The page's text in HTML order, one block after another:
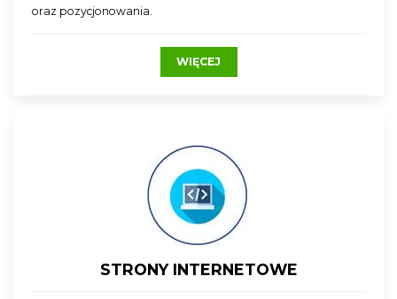
oraz pozycjonowania.
WIĘCEJ
STRONY INTERNETOWE